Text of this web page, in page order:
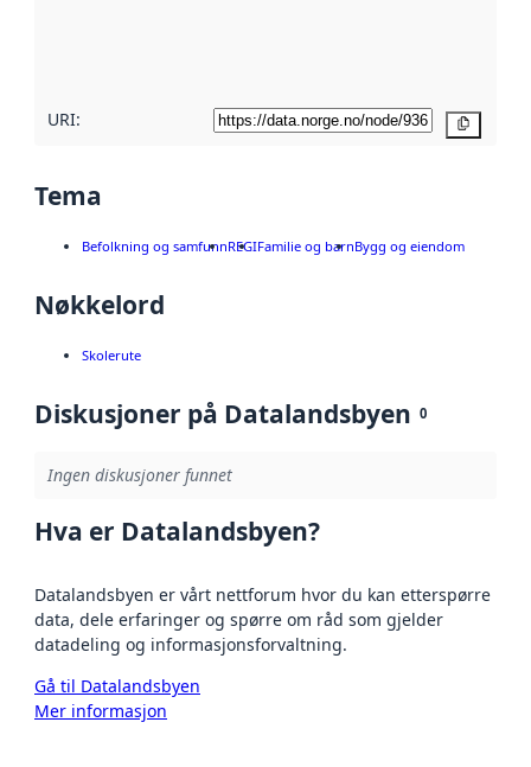
URI:
Tema
Befolkning og samfunnREGIFamilie og barnBygg og eiendom
Nøkkelord
Skolerute
Diskusjoner på Datalandsbyen 0
Ingen diskusjoner funnet
Hva er Datalandsbyen?
Datalandsbyen er vårt nettforum hvor du kan etterspørre
data, dele erfaringer og spørre om råd som gjelder
datadeling og informasjonsforvaltning.
Gå til Datalandsbyen
Mer informasjon